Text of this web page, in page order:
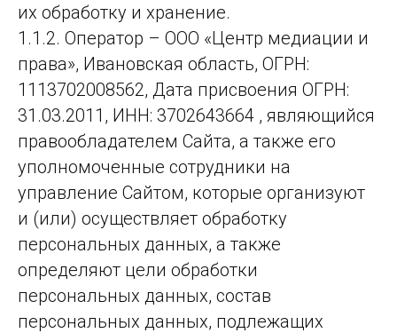
их обработку и хранение.
1.1.2. Оператор – ООО «Центр медиации и
права», Ивановская область, ОГРН:
1113702008562, Дата присвоения ОГРН:
31.03.2011, ИНН: 3702643664 , являющийся
правообладателем Сайта, а также его
уполномоченные сотрудники на
управление Сайтом, которые организуют
и (или) осуществляет обработку
персональных данных, а также
определяют цели обработки
персональных данных, состав
персональных данных, подлежащих